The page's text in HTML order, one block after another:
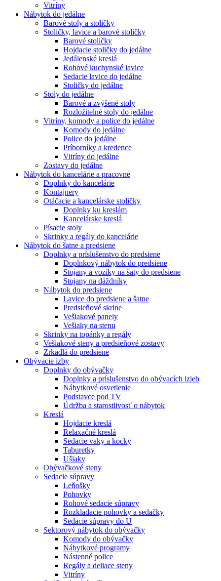
Vitríny
Nábytok do jedálne
Barové stoly a stoličky
Stoličky, lavice a barové stoličky
Barové stoličky
Hojdacie stoličky do jedálne
Jedálenské kreslá
Rohové kuchynské lavice
Sedacie lavice do jedálne
Stoličky do jedálne
Stoly do jedálne
Barové a zvýšené stoly
Rozložitelné stoly do jedálne
Vitríny, komody a police do jedálne
Komody do jedálne
Police do jedálne
Príborníky a kredence
Vitríny do jedálne
Zostavy do jedálne
Nábytok do kancelárie a pracovne
Doplnky do kancelárie
Kontajnery
Otáčacie a kancelárske stoličky
Doplnky ku kreslám
Kancelárske kreslá
Písacie stoly
Skrinky a regály do kancelárie
Nábytok do šatne a predsiene
Doplnky a príslušenstvo do predsiene
Doplnkový nábytok do predsiene
Stojany a vozíky na šaty do predsiene
Stojany na dáždníky
Nábytok do predsiene
Lavice do predsiene a šatne
Predsieňové skrine
Vešiakové panely
Vešiaky na stenu
Skrinky na topánky a regály
Vešiakové steny a predsieňové zostavy
Zrkadlá do predsiene
Obývacie izby
Doplnky do obývačky
Doplnky a príslušenstvo do obývacích izieb
Nábytkové osvetlenie
Podstavce pod TV
Údržba a starostlivosť o nábytok
Kreslá
Hojdacie kreslá
Relaxačné kreslá
Sedacie vaky a kocky
Taburetky
Ušiaky
Obývačkové steny
Sedacie súpravy
Leňošky
Pohovky
Rohové sedacie súpravy
Rozkladacie pohovky a sedačky
Sedacie súpravy do U
Sektorový nábytok do obývačky
Komody do obývačky
Nábytkové programy
Nástenné police
Regály a deliace steny
Vitríny